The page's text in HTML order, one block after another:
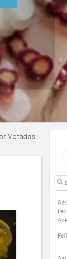
Votadas